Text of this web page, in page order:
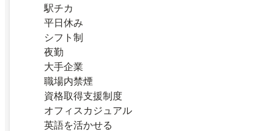
駅チカ
平日休み
シフト制
夜勤
大手企業
職場内禁煙
資格取得支援制度
オフィスカジュアル
英語を活かせる